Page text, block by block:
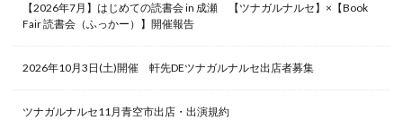
【2026年7月】はじめての読書会 in 成瀬 【ツナガルナルセ】×【Book
Fair 読書会（ふっかー）】開催報告
2026年10月3日(土)開催 軒先DEツナガルナルセ出店者募集
ツナガルナルセ11月青空市出店・出演規約